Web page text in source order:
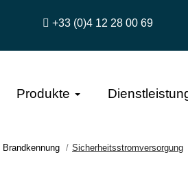
+33 (0)4 12 28 00 69
Produkte
Brandkennung Sicherheitsstromversorgung